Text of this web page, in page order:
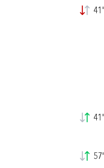
41'
41'
57'